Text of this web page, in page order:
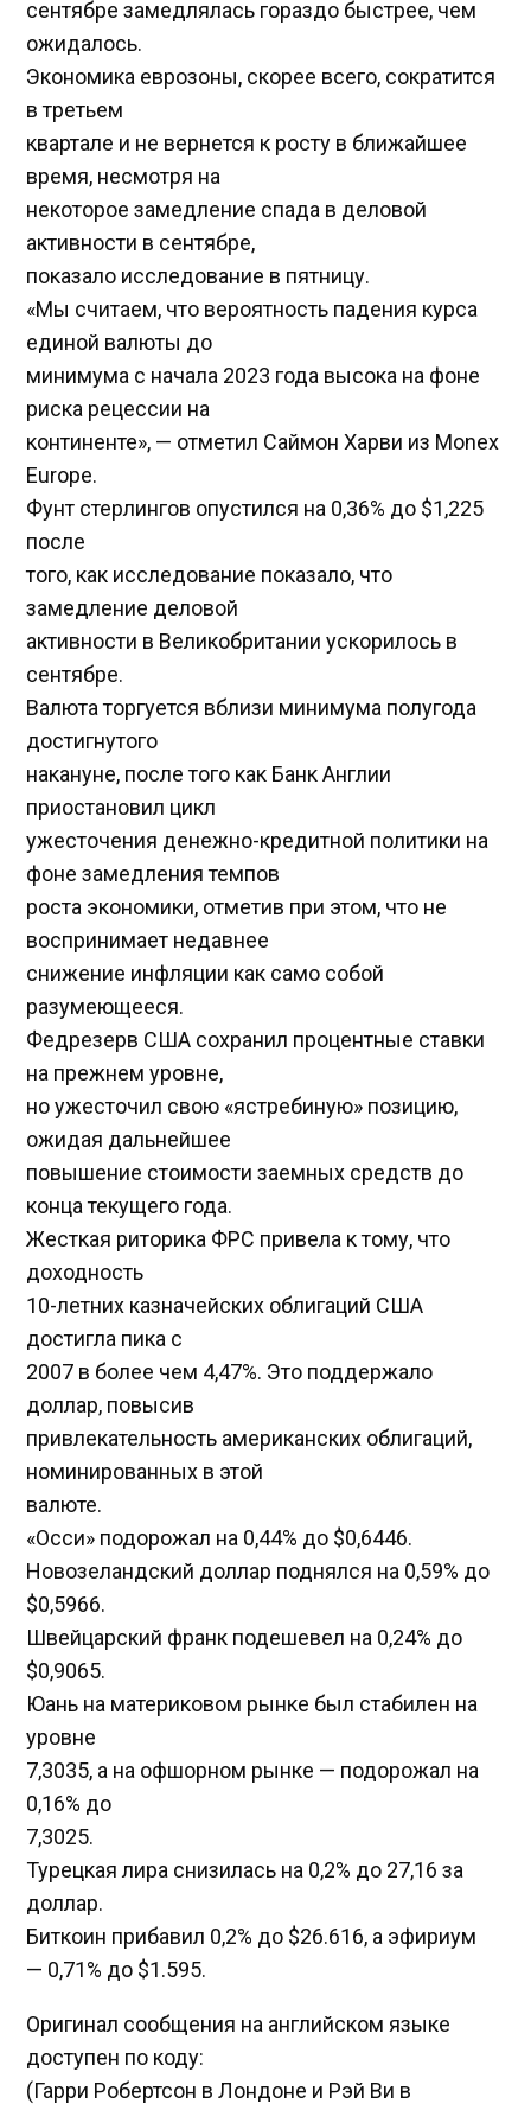
сентябре замедлялась гораздо быстрее, чем
ожидалось.
Экономика еврозоны, скорее всего, сократится
в третьем
квартале и не вернется к росту в ближайшее
время, несмотря на
некоторое замедление спада в деловой
активности в сентябре,
показало исследование в пятницу.
«Мы считаем, что вероятность падения курса
единой валюты до
минимума с начала 2023 года высока на фоне
риска рецессии на
континенте», — отметил Саймон Харви из Monex
Europe.
Фунт стерлингов опустился на 0,36% до $1,225​
после
того, как исследование показало, что
замедление деловой
активности в Великобритании ускорилось в
сентябре.
Валюта торгуется вблизи минимума полугода
достигнутого
накануне, после того как Банк Англии
приостановил цикл
ужесточения денежно-кредитной политики на
фоне замедления темпов
роста экономики, отметив при этом, что не
воспринимает недавнее
снижение инфляции как само собой
разумеющееся.
Федрезерв США сохранил процентные ставки
на прежнем уровне,
но ужесточил свою «ястребиную» позицию,
ожидая дальнейшее
повышение стоимости заемных средств до
конца текущего года.
Жесткая риторика ФРС привела к тому, что
доходность
10-летних казначейских облигаций США
достигла пика с
2007 в более чем 4,47%. Это поддержало
доллар, повысив
привлекательность американских облигаций,
номинированных в этой
валюте.
«Осси» подорожал на 0,44% до $0,6446​.
Новозеландский доллар поднялся на 0,59% до
$0,5966​.
Швейцарский франк подешевел на 0,24% до
$0,9065​.
Юань на материковом рынке был стабилен на
уровне
7,3035​, а на офшорном рынке — подорожал на
0,16% до
7,3025.
Турецкая лира снизилась на 0,2% до 27,16 за
доллар.
Биткоин прибавил 0,2% до $26.616, а эфириум
— 0,71% до $1.595.
Оригинал сообщения на английском языке
доступен по коду:
(Гарри Робертсон в Лондоне и Рэй Ви в